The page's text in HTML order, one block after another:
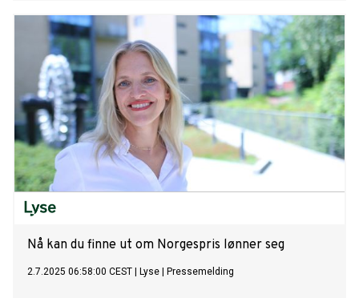
Nå kan du finne ut om Norgespris lønner seg
2.7.2025 06:58:00 CEST Lyse Pressemelding